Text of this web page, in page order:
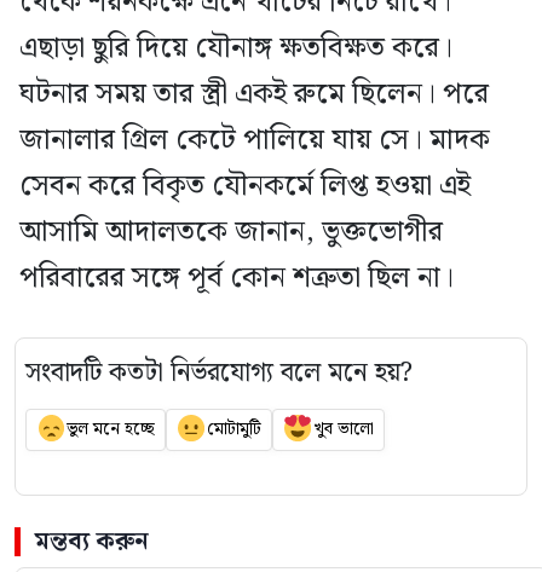
এছাড়া ছুরি দিয়ে যৌনাঙ্গ ক্ষতবিক্ষত করে।
ঘটনার সময় তার স্ত্রী একই রুমে ছিলেন। পরে
জানালার গ্রিল কেটে পালিয়ে যায় সে। মাদক
সেবন করে বিকৃত যৌনকর্মে লিপ্ত হওয়া এই
আসামি আদালতকে জানান, ভুক্তভোগীর
পরিবারের সঙ্গে পূর্ব কোন শত্রুতা ছিল না।
সংবাদটি কতটা নির্ভরযোগ্য বলে মনে হয়?
ভুল মনে হচ্ছে মোটামুটি খুব ভালো
মন্তব্য করুন